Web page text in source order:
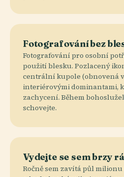
Fotografování bez
Fotografování pro osobní
použití blesku. Pozlacený
centrální kupole (obnovená v
interiérovými dominantami,
zachycení. Během
schovejte.
Vydejte se sem brzy
Ročně sem zavítá půl